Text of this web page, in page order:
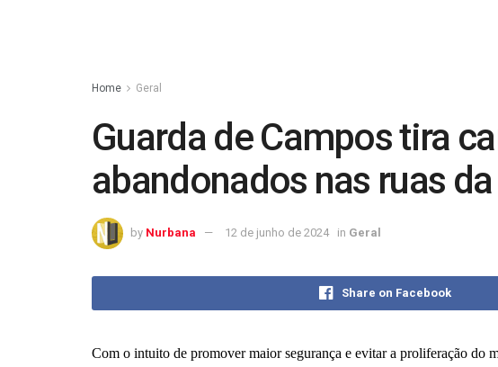
Home Geral
Guarda de Campos tira
abandonados nas ruas
by Nurbana 12 de junho de 2024 in Geral
Share on Facebook
Com o intuito de promover maior segurança e evitar a proliferação do